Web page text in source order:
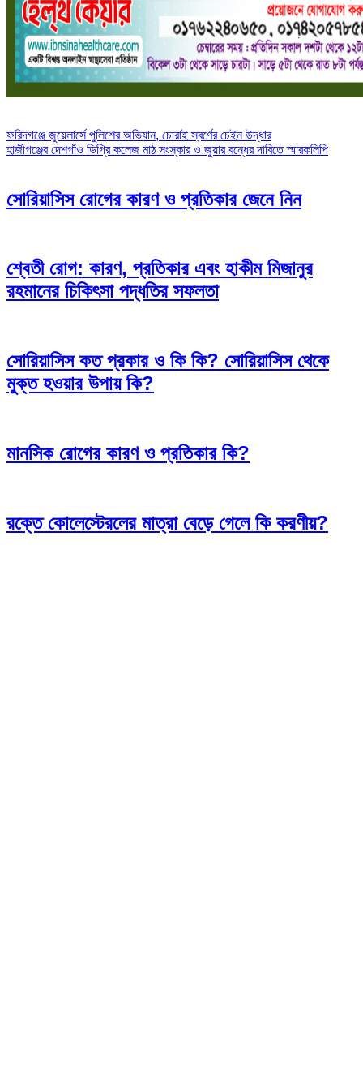
Post
navigation
ফরিদগঞ্জে জুয়েলার্সে পুলিশের অভিযান, চোরাই স্বর্ণের চেইন উদ্ধার
হাজীগঞ্জের দেশগাঁও ডিগ্রি কলেজ মাঠ সংস্কার ও জুয়ার বন্ধের দাবিতে স্মারকলিপি
সোরিয়াসিস রোগের কারণ ও প্রতিকার জেনে নিন
শ্বেতী রোগ: কারণ, প্রতিকার এবং হাকীম মিজানুর
রহমানের চিকিৎসা পদ্ধতির সফলতা
সোরিয়াসিস কত প্রকার ও কি কি? সোরিয়াসিস থেকে
মুক্ত হওয়ার উপায় কি?
মানসিক রোগের কারণ ও প্রতিকার কি?
রক্তে কোলেস্টেরলের মাত্রা বেড়ে গেলে কি করণীয়?